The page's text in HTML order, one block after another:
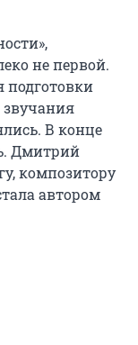
не первой.
подготовки
В конце
Дмитрий
композитору
автором